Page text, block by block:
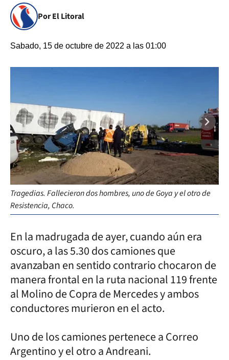
Por El Litoral
Sabado, 15 de octubre de 2022 a las 01:00
Tragedias. Fallecieron dos hombres, uno de Goya y el otro de
Resistencia, Chaco.
En la madrugada de ayer, cuando aún era
oscuro, a las 5.30 dos camiones que
avanzaban en sentido contrario chocaron de
manera frontal en la ruta nacional 119 frente
al Molino de Copra de Mercedes y ambos
conductores murieron en el acto.
Uno de los camiones pertenece a Correo
Argentino y el otro a Andreani.